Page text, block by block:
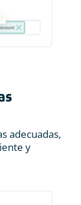
adecuadas,
y